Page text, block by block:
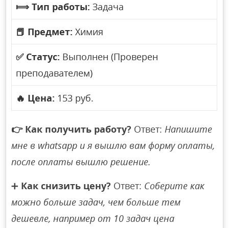
⟾ Тип работы: Задача
📕 Предмет: Химия
✅ Статус: Выполнен (Проверен
преподавателем)
🔥 Цена: 153 руб.
👉 Как получить работу? Ответ:Напишите
мне в whatsapp и я вышлю вам форму оплаты,
после оплаты вышлю решение.
➕ Как снизить цену? Ответ: Соберите как
можно больше задач, чем больше тем
дешевле, например от 10 задач цена